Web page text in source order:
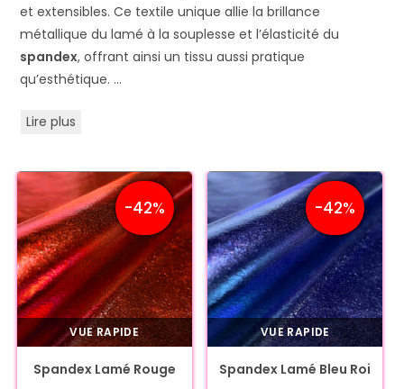
et extensibles. Ce textile unique allie la brillance
métallique du lamé à la souplesse et l’élasticité du
spandex, offrant ainsi un tissu aussi pratique
qu’esthétique. …
Lire plus
-42%
VUE RAPIDE
Spandex Lamé Rouge
-42%
VUE RAPIDE
Spandex Lamé Bleu Roi